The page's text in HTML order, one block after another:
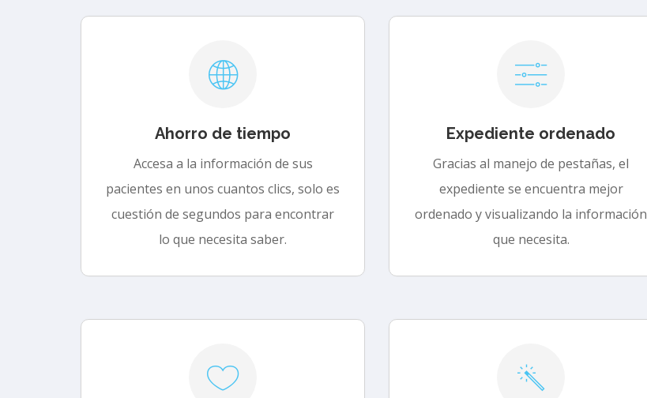
Ahorro de tiempo
Accesa a la información de sus
pacientes en unos cuantos clics, solo es
cuestión de segundos para encontrar
lo que necesita saber.
Expediente ordenado
Gracias al manejo de pestañas, el
expediente se encuentra mejor
ordenado y visualizando la información
que necesita.